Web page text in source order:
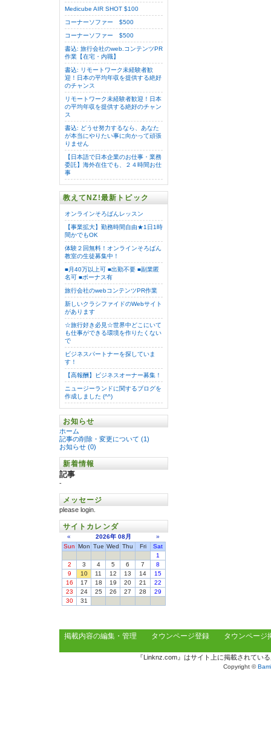
Medicube AIR SHOT $100
コーナーソファー $500
コーナーソファー $500
書込: 旅行会社のweb.コンテンツPR
作業【在宅・内職】
書込: リモートワーク未経験者歓
迎！日本の平均年収を提供する絶好
のチャンス
リモートワーク未経験者歓迎！日本
の平均年収を提供する絶好のチャン
ス
書込: どうせ努力するなら、あなた
が本当にやりたい事に向かって頑張
りません
【日本語で日本企業のお仕事・業務
委託】海外在住でも、２４時間お仕
事
教えてNZ!最新トピック
オンラインそろばんレッスン
【事業拡大】勤務時間自由★1日1時
間かでもOK
体験２回無料！オンラインそろばん
教室の生徒募集中！
■月40万以上可 ■出勤不要 ■副業匿
名可 ■ボーナス有
旅行会社のwebコンテンツPR作業
新しいクラシファイドのWebサイト
があります
☆旅行好き必見☆世界中どこにいて
も仕事ができる環境を作りたくない
で
ビジネスパートナーを探していま
す！
【高報酬】ビジネスオーナー募集！
ニュージーランドに関するブログを
作成しました (^^)
お知らせ
ホーム
記事の削除・変更について (1)
お知らせ (0)
新着情報
記事
-
メッセージ
please login.
サイトカレンダ
« 2026年 08月
»
Sun Mon Tue Wed Thu Fri
Sat
1
2
3 4 5 6 7
8
9
10 11 12 13 14
15
16
17 18 19 20 21
22
23
24 25 26 27 28
29
30
31
掲載内容の編集・管理 タウンページ登録 タウンページ
『Linknz.com』はサイト上に掲載されてい
Copyright ©